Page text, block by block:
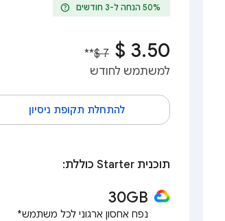
help
**
למשתמש לחודש
להתחלת תקופת ניסיון
תוכנית Starter כוללת:
30GB‎
נפח אחסון ארגוני לכל משתמש*